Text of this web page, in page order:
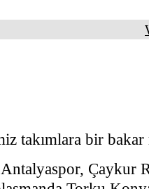
takımlara bir bakar
Çaykur